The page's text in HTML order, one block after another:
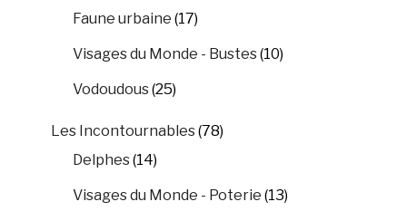
Faune urbaine (17)
Visages du Monde - Bustes(10)
Vodoudous(25)
Les Incontournables(78)
Delphes(14)
Visages du Monde - Poterie (13)